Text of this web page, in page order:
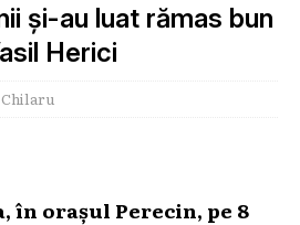
și-au luat rămas bun
Herici
în orașul Perecin, pe 8